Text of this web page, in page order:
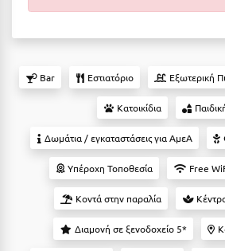
Βansko
Βραχάτι Κορινθίας
Γαλαξiδι
Γλυφάδα
Γρεβενά
Camping
Suites
Δες όλες τις προσφορές
Δες όλα τα πακέτα διακοπών
Bar Εστιατόριο Εξωτερική
Κατοικίδια
Δωμάτια / εγκαταστάσεις για ΑμεΑ
Υπέροχη Τοποθεσία Free
Κοντά στην παραλία
Διαμονή σε ξενοδοχείο 5*